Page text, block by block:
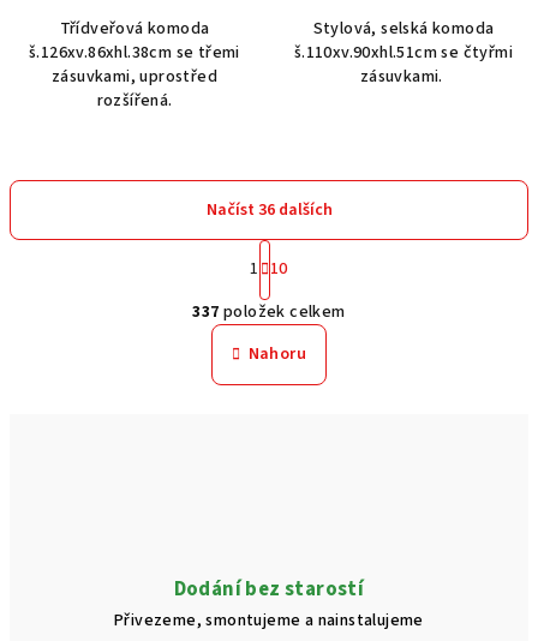
Třídveřová komoda
š.126xv.86xhl.38cm se třemi
zásuvkami, uprostřed
rozšířená.
Stylová, selská komoda
š.110xv.90xhl.51cm se čtyřmi
zásuvkami.
O
v
l
k
y
Načíst 36 dalších
S
t
r
á
n
k
o
1 10
337 položek celkem
Nahoru
Dodání bez starostí
Přivezeme, smontujeme a nainstalujeme